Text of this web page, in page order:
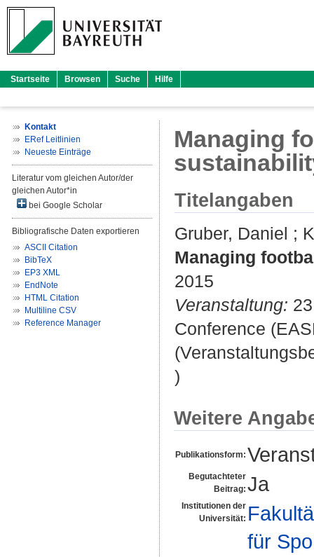
Startseite Browsen Suche Hilfe
Kontakt
ERef Leitlinien
Neueste Einträge
Literatur vom gleichen Autor/der
gleichen Autor*in
bei Google Scholar
Bibliografische Daten exportieren
ASCII Citation
BibTeX
EP3 XML
EndNote
HTML Citation
Multiline CSV
Reference Manager
Managing
Titelangaben
Gruber, Daniel ;
Managing
2015
Veranstaltung:
Conference
)
Weitere
Publikationsform:
Begutachteter
Beitrag: Ja
Institutionen der
Universität:
für